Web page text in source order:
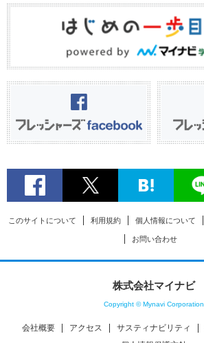
このサイトについて 利用規約 個人情報について
お問い合わせ
株式会社マイナビ
Copyright © Mynavi Corporation
会社概要 アクセス サスティナビリティ